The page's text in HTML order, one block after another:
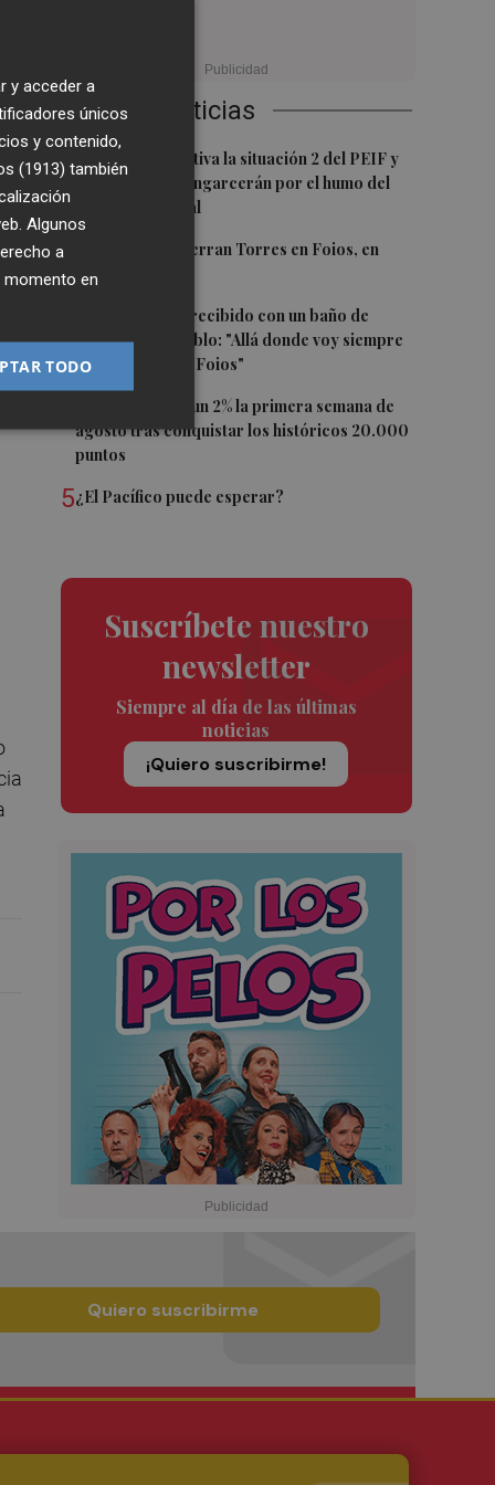
Últimas Noticias
1 Emergencias activa la situación 2 del PEIF y
confina Sierra Engarcerán por el humo del
incendio forestal
2
El homenaje a Ferran Torres en Foios, en
imágenes
Ferran Torres, recibido con un baño de
masas en su pueblo: "Allá donde voy siempre
digo que soy de Foios"
El Ibex 35 sube un 2% la primera semana de
agosto tras conquistar los históricos 20.000
puntos
5¿El Pacífico puede esperar?
Suscríbete nuestro
newsletter
Siempre al día de las últimas
noticias
¡Quiero suscribirme!
Quiero suscribirme
y acceder a
únicos
y contenido,
(1913) también
Algunos
a
momento en
TODO